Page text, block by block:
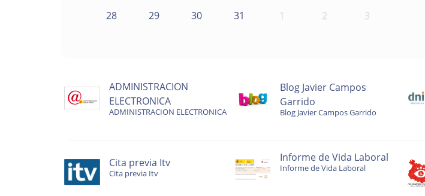
28 29 30 31 1 2 3
ADMINISTRACION
ELECTRONICA
ADMINISTRACION ELECTRONICA
Blog Javier Campos
Garrido
Blog Javier Campos Garrido
Cita previa Itv
Cita previa Itv
Informe de Vida Laboral
Informe de Vida Laboral